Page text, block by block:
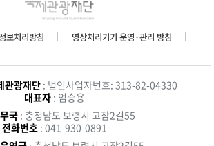
보처리방침
영상처리기기 운영·관리 방침
관광재단: 법인사업자번호: 313-82-04330
대표자: 엄승용
국 : 충청남도 보령시 고잠2길55
전화번호 : 041-930-0891